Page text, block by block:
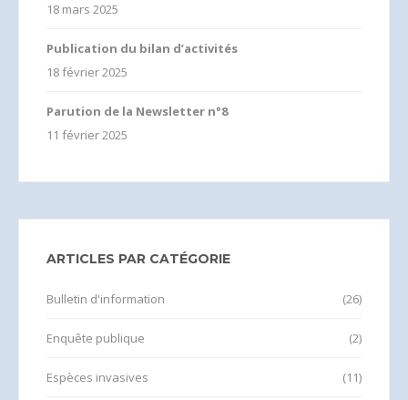
18 mars 2025
Publication du bilan d’activités
18 février 2025
Parution de la Newsletter n°8
11 février 2025
ARTICLES PAR CATÉGORIE
Bulletin d'information (26)
Enquête publique (2)
Espèces invasives (11)